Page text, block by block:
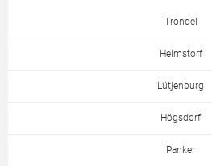
Tröndel
Helmstorf
Lütjenburg
Högsdorf
Panker